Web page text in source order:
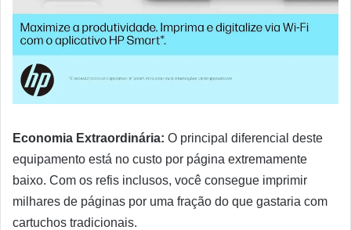
Economia Extraordinária: O principal diferencial deste
equipamento está no custo por página extremamente
baixo. Com os refis inclusos, você consegue imprimir
milhares de páginas por uma fração do que gastaria com
cartuchos tradicionais.